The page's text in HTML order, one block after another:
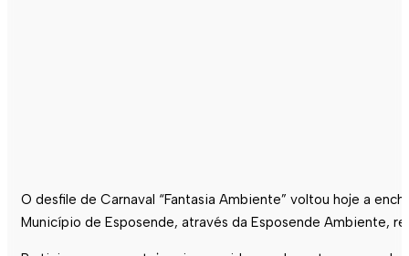
O desfile de Carnaval “Fantasia Ambiente” voltou hoje a
Município de Esposende, através da Esposende Ambiente,